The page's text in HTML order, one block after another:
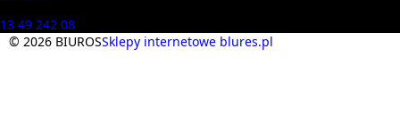
13 49 242 08
© 2026 BIUROSSklepy internetowe blures.pl